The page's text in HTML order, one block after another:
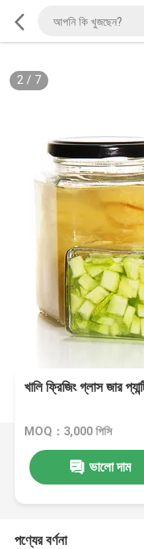
2/ 7
খালি ফ্রিজিং গ্লাস জার
MOQ：3,000 পিসি
ভালো দাম
পণ্যের বর্ণনা